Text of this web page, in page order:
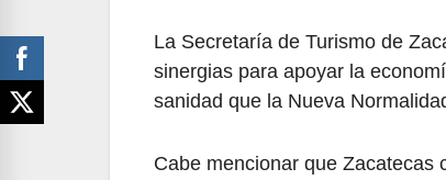
La Secretaría de Turismo de
sinergias para apoyar la
sanidad que la Nueva
Cabe mencionar que Zacatecas